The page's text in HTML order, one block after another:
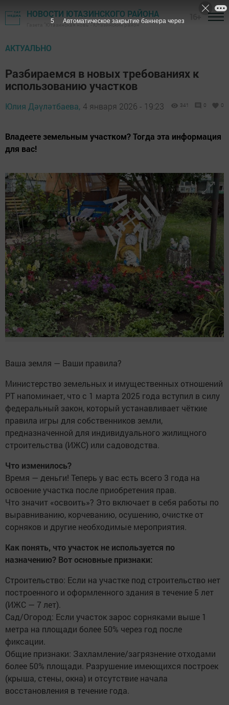
НОВОСТИ ЮТАЗИНСКОГО РАЙОНА
Газета "Ютазинская новь" - Ютазинский район
АКТУАЛЬНО
Разбираемся в новых требованиях к
использованию участков
Юлия Дәүләтбаева, 4 января 2026 - 19:23 341 0 0
Владеете земельным участком? Тогда эта информация
для вас!
Ваша земля — Ваши правила?
Министерство земельных и имущественных отношений
РТ напоминает, что с 1 марта 2025 года вступил в силу
федеральный закон, который устанавливает чёткие
правила игры для собственников земли,
предназначенной для индивидуального жилищного
строительства (ИЖС) или садоводства.
Что изменилось?
Время — деньги! Теперь у вас есть всего 3 года на
освоение участка после приобретения прав.
Что значит «освоить»? Это включает в себя работы по
выравниванию, корчеванию, осушению, очистке от
сорняков и другие необходимые мероприятия.
Как понять, что участок не используется по
назначению? Вот основные признаки:
Строительство: Если на участке под строительство нет
построенного и оформленного здания в течение 5 лет
(ИЖС — 7 лет).
Сад/Огород: Если участок зарос сорняками выше 1
метра на площади более 50% через год после
фиксации.
Общие признаки: Захламление/загрязнение отходами
более 50% площади. Разрушение имеющихся построек
(крыша, стены, окна) и отсутствие начала
восстановления в течение года.
4 Автоматическое закрытие баннера через